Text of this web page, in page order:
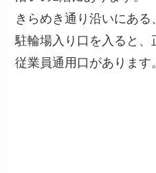
きらめき通り沿いにあ
駐輪場入り口を入ると
従業員通用口があります